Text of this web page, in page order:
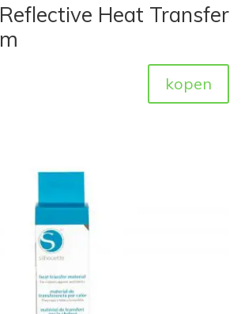
Heat Transfer
kopen